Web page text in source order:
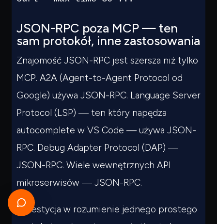
JSON-RPC poza MCP — ten
sam protokół, inne zastosowania
Znajomość JSON-RPC jest szersza niż tylko
MCP. A2A (Agent-to-Agent Protocol od
Google) używa JSON-RPC. Language Server
Protocol (LSP) — ten który napędza
autocomplete w VS Code — używa JSON-
RPC. Debug Adapter Protocol (DAP) —
JSON-RPC. Wiele wewnętrznych API
mikroserwisów — JSON-RPC.
Inwestycja w rozumienie jednego prostego